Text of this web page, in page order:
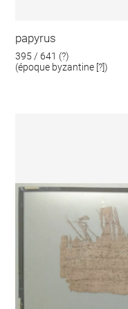
papyrus
395 / 641 (?)
(époque byzantine [?])